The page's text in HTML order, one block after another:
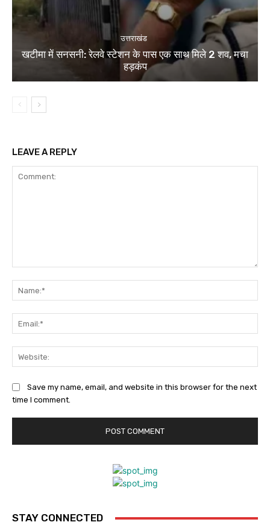
उत्तराखंड
खटीमा में सनसनी: रेलवे स्टेशन के पास एक साथ मिले 2 शव, मचा
हड़कंप
LEAVE A REPLY
Save my name, email, and website in this browser for the next
time I comment.
STAY CONNECTED